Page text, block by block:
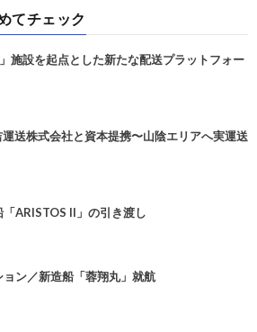
てチェック
施設を起点とした新たな配送プラットフォー
送株式会社と資本提携〜山陰エリアへ実運送
ARISTOS II」の引き渡し
ン／新造船「蓉翔丸」就航